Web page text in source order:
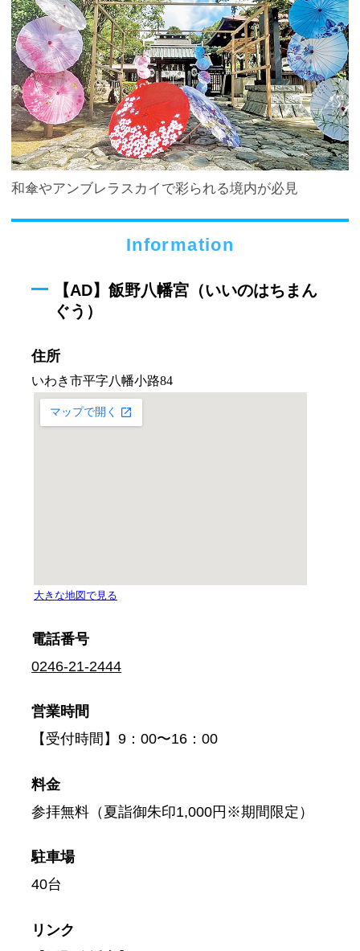
和傘やアンブレラスカイで彩られる境内が必見
Information
【AD】飯野八幡宮（いいのはちまん
ぐう）
住所
電話番号
0246-21-2444
営業時間
【受付時間】9：00〜16：00
料金
参拝無料（夏詣御朱印1,000円※期間限定）
駐車場
40台
リンク